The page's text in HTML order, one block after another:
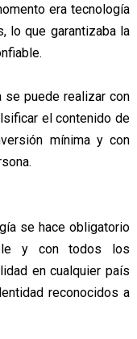
era tecnología
lo que garantizaba la
puede realizar con
el contenido de
mínima y con
se hace obligatorio
y con todos los
en cualquier país
reconocidos a